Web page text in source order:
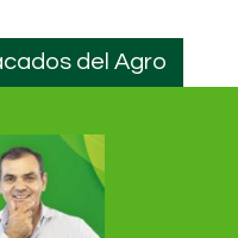
del Agro